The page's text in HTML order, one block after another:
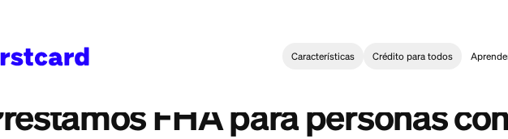
Características
Home>Learn
Préstamos FHA para personas con discapacidad: una guía